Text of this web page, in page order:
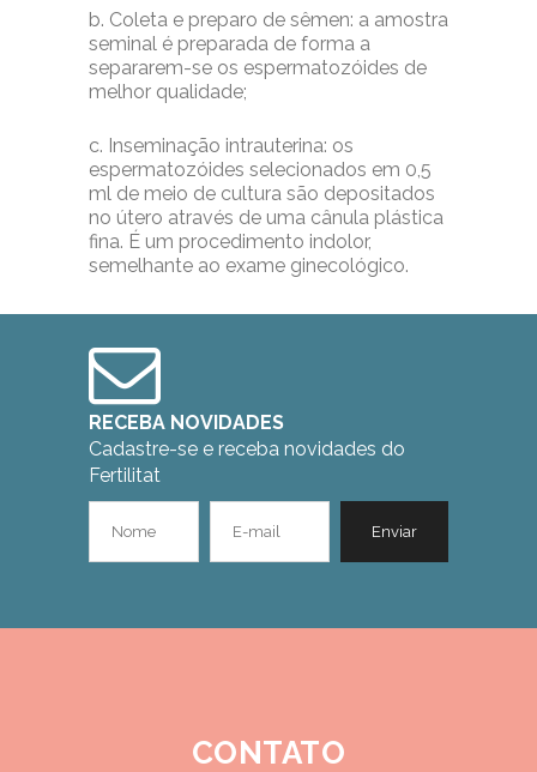
b. Coleta e preparo de sêmen: a amostra
seminal é preparada de forma a
separarem-se os espermatozóides de
melhor qualidade;
c. Inseminação intrauterina: os
espermatozóides selecionados em 0,5
ml de meio de cultura são depositados
no útero através de uma cânula plástica
fina. É um procedimento indolor,
semelhante ao exame ginecológico.
RECEBA NOVIDADES
Cadastre-se e receba novidades do
Fertilitat
CONTATO